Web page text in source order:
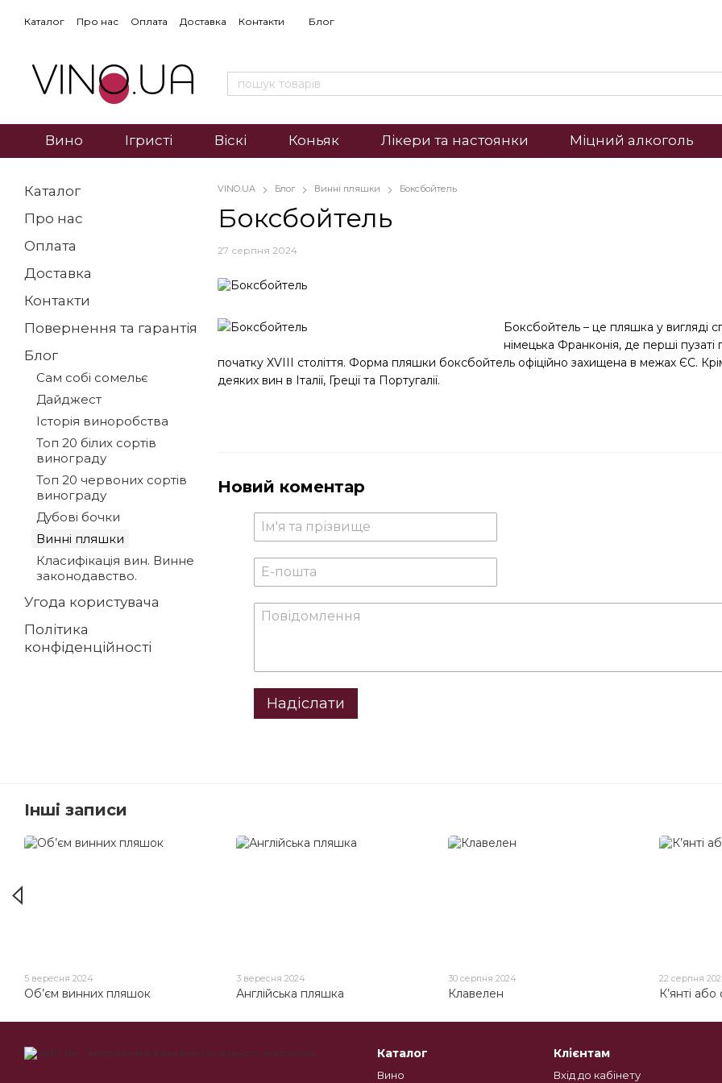
Каталог Про нас Оплата Доставка Контакти Блог
Вино Ігристі Віскі Коньяк Лікери та настоянки Міцний алкоголь
VINO.UA Блог Винні пляшки Боксбойтель
Боксбойтель
27 серпня 2024
Боксбойтель – це пляшка у вигляді
німецька Франконія, де перші
початку XVIII століття. Форма пляшки боксбойтель офіційно захищена в межах ЄС.
деяких вин в Італії, Греції та Португалії.
Новий коментар
Надіслати
Каталог
Про нас
Оплата
Доставка
Контакти
Повернення та гарантія
Блог
Сам собі сомельє
Дайджест
Історія виноробства
Топ 20 білих сортів
винограду
Топ 20 червоних сортів
винограду
Дубові бочки
Винні пляшки
Класифікація вин. Винне
законодавство.
Угода користувача
Політика
конфіденційності
Інші записи
5 вересня 2024
Об’єм винних пляшок
3 вересня 2024
Англійська пляшка
30 серпня 2024
Клавелен
22 серпня
К’янті або
Каталог
Вино
Клієнтам
Вхід до кабінету